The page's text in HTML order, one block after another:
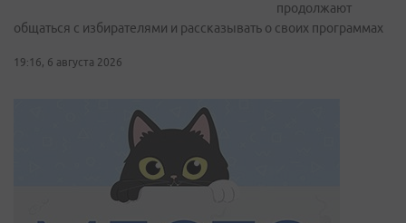
продолжают
общаться с избирателями и рассказывать о своих программах
19:16, 6 августа 2026